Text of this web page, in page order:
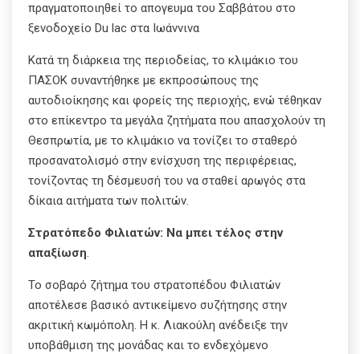
πραγματοποιηθεί το απογευμα του Σαββάτου στο
ξενοδοχείο Du lac στα Ιωάννινα
Κατά τη διάρκεια της περιοδείας, το κλιμάκιο του
ΠΑΣΟΚ συναντήθηκε με εκπροσώπους της
αυτοδιοίκησης και φορείς της περιοχής, ενώ τέθηκαν
στο επίκεντρο τα μεγάλα ζητήματα που απασχολούν τη
Θεσπρωτία, με το κλιμάκιο να τονίζει το σταθερό
προσανατολισμό στην ενίσχυση της περιφέρειας,
τονίζοντας τη δέσμευσή του να σταθεί αρωγός στα
δίκαια αιτήματα των πολιτών.
Στρατόπεδο Φιλιατών: Να μπει τέλος στην
απαξίωση.
Το σοβαρό ζήτημα του στρατοπέδου Φιλιατών
αποτέλεσε βασικό αντικείμενο συζήτησης στην
ακριτική κωμόπολη. Η κ. Λιακούλη ανέδειξε την
υποβάθμιση της μονάδας και το ενδεχόμενο